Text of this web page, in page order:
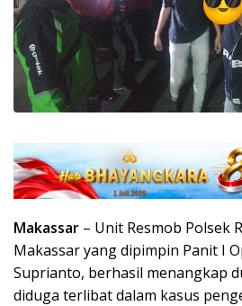
Makassar – Unit Resmob Polsek
Makassar yang dipimpin Panit I
Suprianto, berhasil menangkap
diduga terlibat dalam kasus